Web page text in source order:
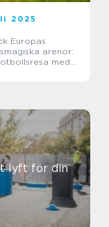
2025
Europas
arenor:
med
lyft för din